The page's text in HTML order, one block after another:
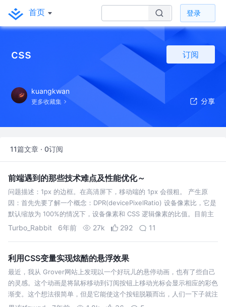
首页 登录
css 订阅
kuangkwan
更多收藏集
11篇文章 · 0订阅
前端遇到的那些技术难点及性能优化～
问题描述：1px 的边框。在高清屏下，移动端的 1px 会很粗。 产生原
因：首先先要了解一个概念：DPR(devicePixelRatio) 设备像素比，它是
默认缩放为 100%的情况下，设备像素和 CSS 逻辑像素的比值。目前主
流的屏幕 DPR=2 或者 3。CSS中设置的p…
Turbo_Rabbit 6年前 27k 292 11
利用CSS变量实现炫酷的悬浮效果
最近，我从 Grover网站上发现以一个好玩儿的悬停动画，也有了些自己
的灵感。这个动画是将鼠标移动到订阅按钮上移动光标会显示相应的彩色
渐变。这个想法很简单，但是它能使这个按钮脱颖而出，人们一下子就注
意到它了，增加了点击的概率。 我们要做的第一件事就是获取到鼠标的